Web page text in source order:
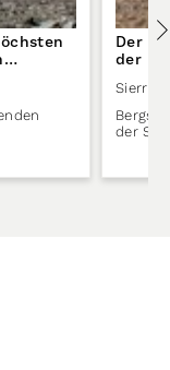
Der
der
Sierra
der